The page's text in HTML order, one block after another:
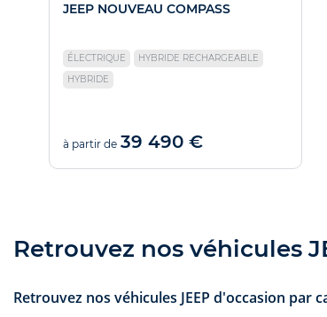
JEEP NOUVEAU COMPASS
ÉLECTRIQUE
HYBRIDE RECHARGEABLE
HYBRIDE
à partir de 39 490 €
Retrouvez nos véhicules
Retrouvez nos véhicules JEEP d'occasion par